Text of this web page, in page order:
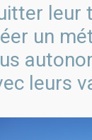
leur
un
leurs